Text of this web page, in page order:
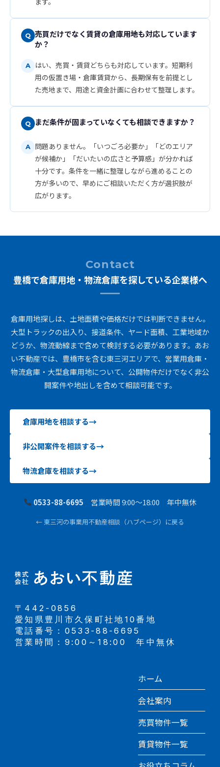
売買だけでなく賃貸の倉庫用地も対応しています
か？
はい、売買・賃貸どちらも対応しています。短期利
用の仮置き場・倉庫賃貸から、長期保有を前提とし
た売地まで、用途と資金計画に合わせて整理します。
まだ条件が固まっていなくても相談できますか？
問題ありません。「いつごろ必要か」「どのエリア
が候補か」「だいたいの広さと予算感」が分かれば
十分です。条件を一緒に整理しながら進めることの
方が多いので、早めにご相談いただく方が選択肢が
広がります。
Contact
豊橋で倉庫用地・物流倉庫を探している企業様へ
倉庫用地探しは、土地面積や価格だけでは判断できません。
大型トラックの出入り、接道条件、ヤード面積、工業地域か
どうか、物流動線まで含めて検討する必要があります。あお
い不動産では、豊橋市を含む東三河エリアで、営業用倉庫・
物流倉庫・大型倉庫用地について、公開物件だけでなく非公
開案件や地出しを含めて相談可能です。
倉庫用地を相談する
非公開案件を相談する
物流倉庫を相談する
0533-88-6695 営業時間 9:00〜18:00 年中無休
← 東三河の事業用不動産相談（ハブページ）に戻る
〒442-0856
愛知県豊川市久保町社地10番地
電話番号：0533-88-6695
営業時間：9:00～18:00 年中無休
ホーム
会社案内
売買物件一覧
賃貸物件一覧